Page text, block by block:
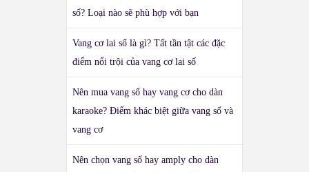
số? Loại nào sẽ phù hợp với bạn
Vang cơ lai số là gì? Tất tần tật các đặc
điểm nổi trội của vang cơ lai số
Nên mua vang số hay vang cơ cho dàn
karaoke? Điểm khác biệt giữa vang số và
vang cơ
Nên chọn vang số hay amply cho dàn